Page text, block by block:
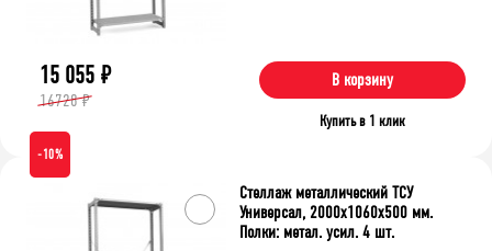
15 055 ₽
16728 ₽
В корзину
Купить в 1 клик
-10%
Стеллаж металлический ТСУ
Универсал, 2000x1060x500 мм.
Полки: метал. усил. 4 шт.